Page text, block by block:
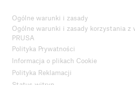
Ogólne warunki i zasady
Ogólne warunki i zasady korzystania
PRUSA
Polityka Prywatności
Informacja o plikach Cookie
Polityka Reklamacji